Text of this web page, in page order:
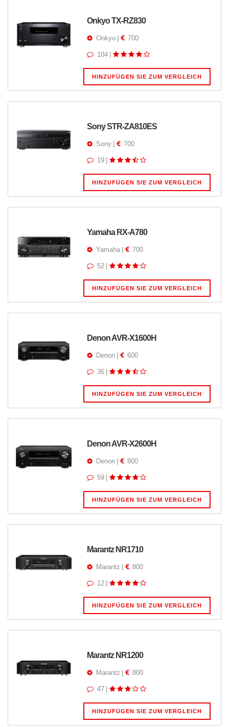
Onkyo TX-RZ830
Onkyo 700
104
HINZUFÜGEN SIE ZUM VERGLEICH
Sony STR-ZA810ES
Sony 700
19
HINZUFÜGEN SIE ZUM VERGLEICH
Yamaha RX-A780
Yamaha 700
52
HINZUFÜGEN SIE ZUM VERGLEICH
Denon AVR-X1600H
Denon 600
36
HINZUFÜGEN SIE ZUM VERGLEICH
Denon AVR-X2600H
Denon 800
59
HINZUFÜGEN SIE ZUM VERGLEICH
Marantz NR1710
Marantz 800
12
HINZUFÜGEN SIE ZUM VERGLEICH
Marantz NR1200
Marantz 800
47
HINZUFÜGEN SIE ZUM VERGLEICH